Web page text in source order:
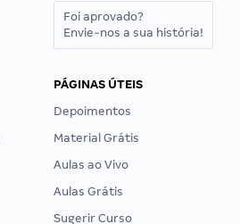
Foi aprovado?
Envie-nos a sua história!
PÁGINAS ÚTEIS
Depoimentos
Material Grátis
Aulas ao Vivo
Aulas Grátis
Sugerir Curso